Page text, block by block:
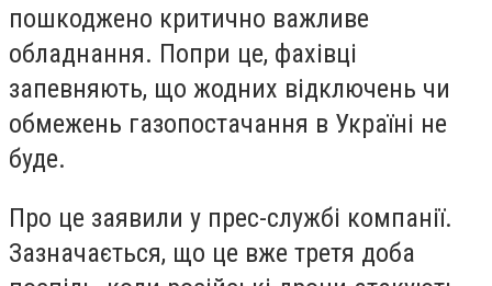
пошкоджено критично важливе
обладнання. Попри це, фахівці
запевняють, що жодних відключень чи
обмежень газопостачання в Україні не
буде.
Про це заявили у прес-службі компанії.
Зазначається, що це вже третя доба